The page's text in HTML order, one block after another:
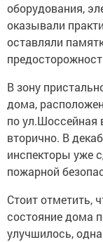
оборудования,
оказывали
оставляли
В зону
дома,
по ул.Шоссейная
вторично. В
инспекторы уже
пожарной
Стоит отметить,
состояние дома
улучшилось,